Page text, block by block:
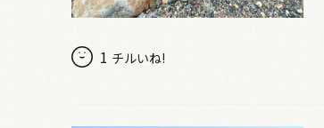
1 チルいね!